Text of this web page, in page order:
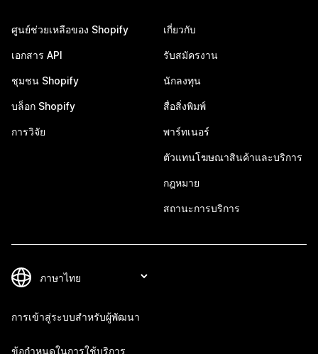
ศูนย์ช่วยเหลือของ Shopify
เอกสาร API
ชุมชน Shopify
บล็อก Shopify
การวิจัย
เกี่ยวกับ
รับสมัครงาน
นักลงทุน
สื่อสิ่งพิมพ์
พาร์ทเนอร์
ตัวแทนโฆษณาสินค้าและบริการ
กฎหมาย
สถานะการบริการ
การเข้าสู่ระบบสำหรับผู้พัฒนา
ข้อกำหนดในการใช้บริการ